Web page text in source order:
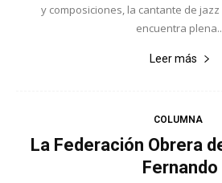
y composiciones, la cantante de
encuentra
Leer más
COLUMNA
La Federación Obrera
Fernando